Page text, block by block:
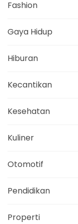
Fashion
Gaya Hidup
Hiburan
Kecantikan
Kesehatan
Kuliner
Otomotif
Pendidikan
Properti